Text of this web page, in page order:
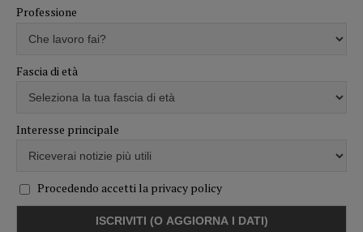
Professione
Fascia di età
Interesse principale
Procedendo accetti la privacy policy